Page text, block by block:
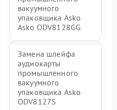
вакуумного
упаковщика Asko
Asko ODV8128GG
Замена шлейфа
аудиокарты
промышленного
вакуумного
упаковщика Asko
ODV8127S